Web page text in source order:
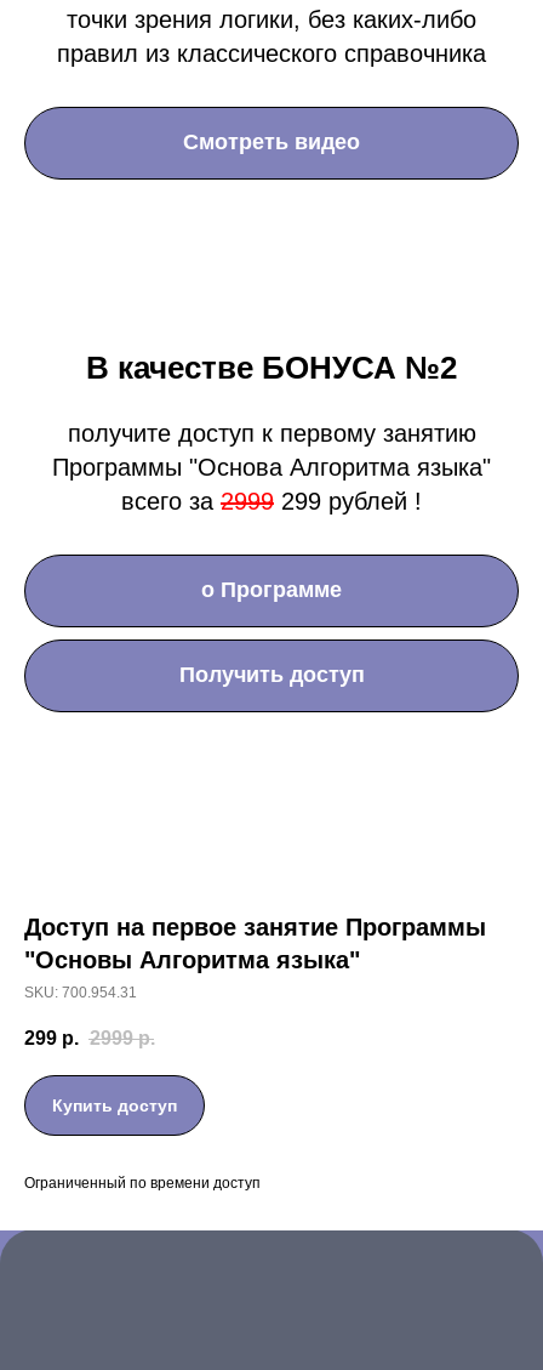
точки зрения логики, без каких-либо
правил из классического справочника
Смотреть видео
В качестве БОНУСА №2
получите доступ к первому занятию
Программы "Основа Алгоритма языка"
всего за 2999 299 рублей !
о Программе
Получить доступ
Доступ на первое занятие Программы
"Основы Алгоритма языка"
SKU: 700.954.31
299 р. 2999 р.
Купить доступ
Ограниченный по времени доступ
способны говорить на
© Марина Жеваченко
Мы в соц сетях
Остались вопросы -
напишите нам